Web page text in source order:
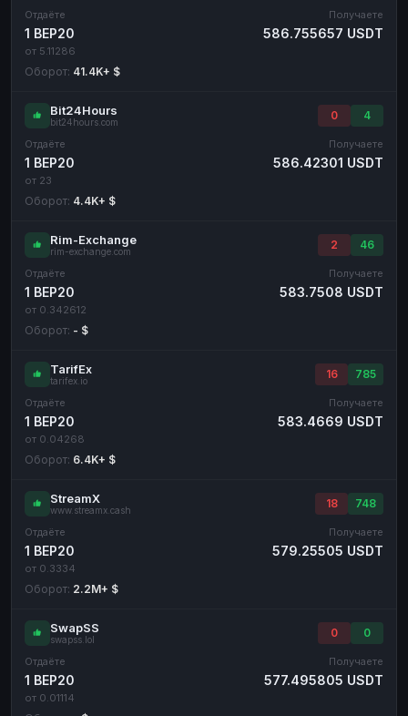
Отдаёте
1 BEP20
от 5.11286
Получаете
586.755657 USDT
Оборот: 41.4K+ $
Bit24Hours
bit24hours.com
0 4
Отдаёте
1 BEP20
от 23
Получаете
586.42301 USDT
Оборот: 4.4K+ $
Rim-Exchange
rim-exchange.com
2 46
Отдаёте
1 BEP20
от 0.342612
Получаете
583.7508 USDT
Оборот: - $
TarifEx
tarifex.io
16 785
Отдаёте
1 BEP20
от 0.04268
Получаете
583.4669 USDT
Оборот: 6.4K+ $
StreamX
www.streamx.cash
18 748
Отдаёте
1 BEP20
от 0.3334
Получаете
579.25505 USDT
Оборот: 2.2M+ $
SwapSS
swapss.lol
0 0
Отдаёте
1 BEP20
от 0.01114
Получаете
577.495805 USDT